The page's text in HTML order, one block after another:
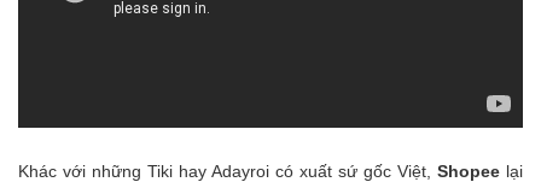
Khác với những Tiki hay Adayroi có xuất sứ gốc Việt, Shopee lại